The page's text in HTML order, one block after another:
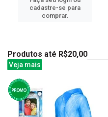
cadastre-se para
comprar.
Produtos até R$20,00
Veja mais